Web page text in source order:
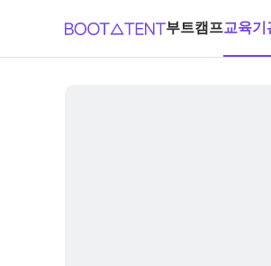
부트캠프교육기